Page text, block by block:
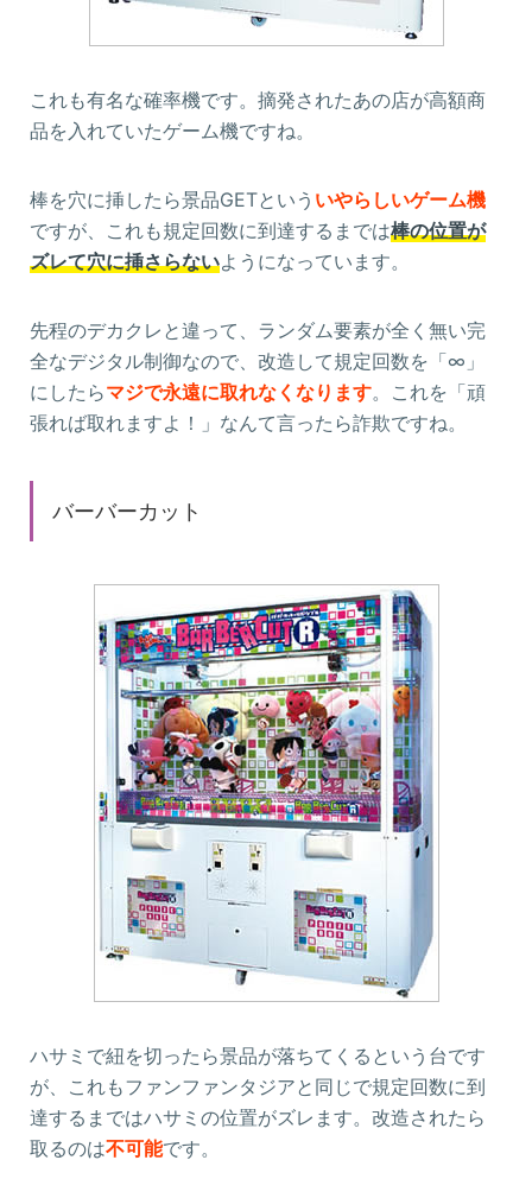
これも有名な確率機です。摘発されたあの店が高額商
品を入れていたゲーム機ですね。
棒を穴に挿したら景品GETという いやらしいゲーム機
ですが、これも規定回数に到達するまでは棒の位置が
ズレて穴に挿さらないようになっています。
先程のデカクレと違って、ランダム要素が全く無い完
全なデジタル制御なので、改造して規定回数を「∞」
にしたらマジで永遠に取れなくなります。これを「頑
張れば取れますよ！」なんて言ったら詐欺ですね。
バーバーカット
ハサミで紐を切ったら景品が落ちてくるという台です
が、これもファンファンタジアと同じで規定回数に到
達するまではハサミの位置がズレます。改造されたら
取るのは不可能です。